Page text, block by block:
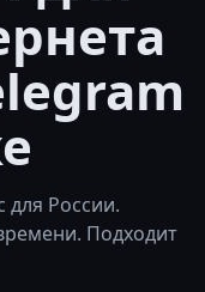
России.
Подходит